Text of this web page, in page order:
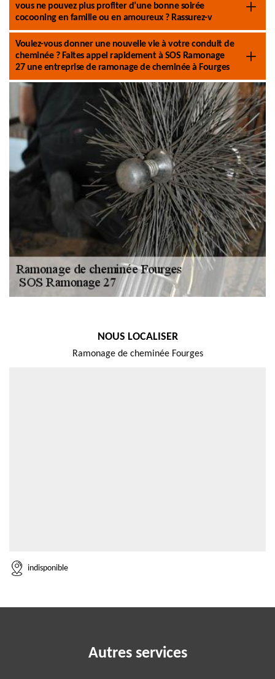
vous ne pouvez plus profiter d’une bonne soirée
cocooning en famille ou en amoureux ? Rassurez-v
Voulez-vous donner une nouvelle vie à votre conduit de
cheminée ? Faites appel rapidement à SOS Ramonage
27 une entreprise de ramonage de cheminée à Fourges
NOUS LOCALISER
Ramonage de cheminée Fourges
indisponible
Autres services